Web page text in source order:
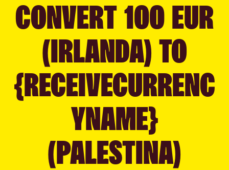
CONVERT 100 EUR
(IRLANDA) TO
{RECEIVECURRENC
YNAME}
(PALESTINA)